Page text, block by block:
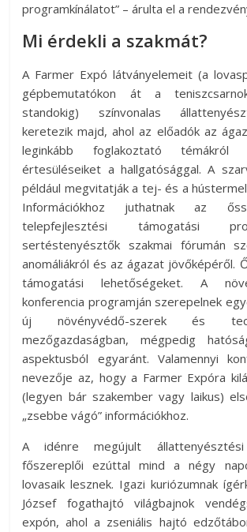
programkínálatot” – árulta el a
Mi érdekli a szakmát?
A Farmer Expó látványelemeit (a
gépbemutatókon át a
standokig) színvonalas
keretezik majd, ahol az előadók az
leginkább foglakoztató
értesüléseiket a hallgatósággal. A
például megvitatják a tej- és a
Információkhoz juthatnak az
telepfejlesztési támogatási
sertéstenyésztők szakmai fórumán
anomáliákról és az ágazat jövőképéről.
támogatási lehetőségeket. A
konferencia programján szerepelnek
új növényvédő-szerek és
mezőgazdaságban, mégpedig
aspektusból egyaránt. Valamennyi
nevezője az, hogy a Farmer Expóra
(legyen bár szakember vagy laikus)
„zsebbe vágó” információkhoz.
A idénre megújult
főszereplői ezúttal mind a négy
lovasaik lesznek. Igazi kuriózumnak
József fogathajtó világbajnok
expón, ahol a zseniális hajtó